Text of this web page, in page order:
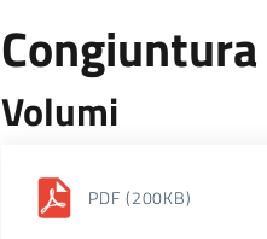
Volumi
PDF (200KB)